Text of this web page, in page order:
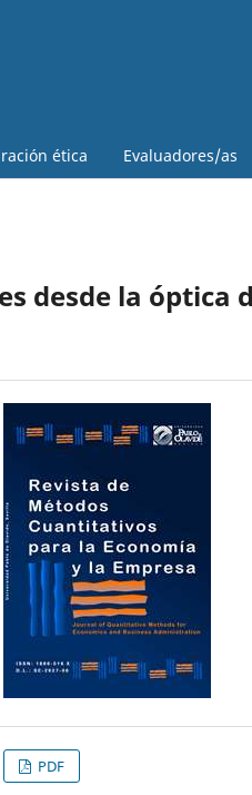
ética Evaluadores/as
desde la óptica
PDF